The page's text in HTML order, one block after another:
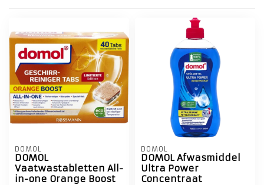
DOMOL
DOMOL
Vaatwastabletten All-
in-one Orange Boost
DOMOL
DOMOL Afwasmiddel
Ultra Power
Concentraat